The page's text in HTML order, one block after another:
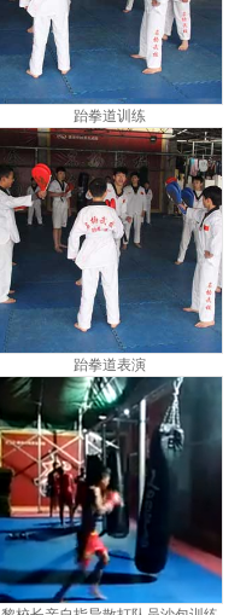
跆拳道训练
跆拳道表演